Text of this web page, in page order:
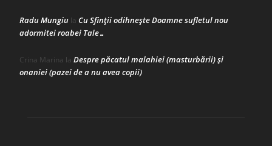
Radu Mungiu la Cu Sfinții odihnește Doamne sufletul nou
adormitei roabei Tale…
Crina Marina la Despre păcatul malahiei (masturbării) şi
onaniei (pazei de a nu avea copii)